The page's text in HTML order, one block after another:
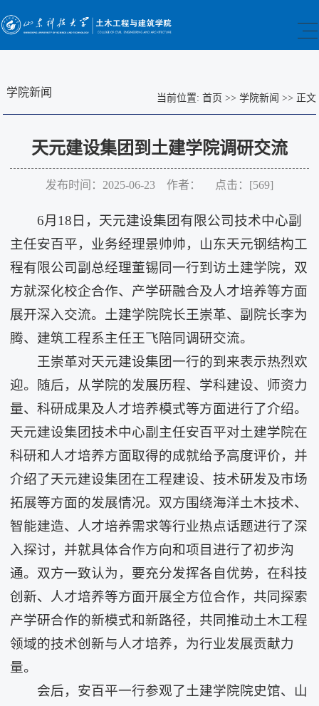
学院新闻 当前位置: 首页 >> 学院新闻 >> 正文
天元建设集团到土建学院调研交流
发布时间：2025-06-23 作者： 点击：[569]
6月18日，天元建设集团有限公司技术中心副
主任安百平，业务经理景帅帅，山东天元钢结构工
程有限公司副总经理董锡同一行到访土建学院，双
方就深化校企合作、产学研融合及人才培养等方面
展开深入交流。土建学院院长王崇革、副院长李为
腾、建筑工程系主任王飞陪同调研交流。
王崇革对天元建设集团一行的到来表示热烈欢
迎。随后，从学院的发展历程、学科建设、师资力
量、科研成果及人才培养模式等方面进行了介绍。
天元建设集团技术中心副主任安百平对土建学院在
科研和人才培养方面取得的成就给予高度评价，并
介绍了天元建设集团在工程建设、技术研发及市场
拓展等方面的发展情况。双方围绕海洋土木技术、
智能建造、人才培养需求等行业热点话题进行了深
入探讨，并就具体合作方向和项目进行了初步沟
通。双方一致认为，要充分发挥各自优势，在科技
创新、人才培养等方面开展全方位合作，共同探索
产学研合作的新模式和新路径，共同推动土木工程
领域的技术创新与人才培养，为行业发展贡献力
量。
会后，安百平一行参观了土建学院院史馆、山